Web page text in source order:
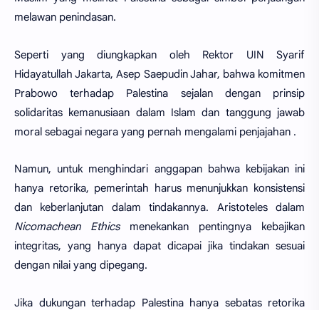
melawan penindasan.
Seperti yang diungkapkan oleh Rektor UIN Syarif
Hidayatullah Jakarta, Asep Saepudin Jahar, bahwa komitmen
Prabowo terhadap Palestina sejalan dengan prinsip
solidaritas kemanusiaan dalam Islam dan tanggung jawab
moral sebagai negara yang pernah mengalami penjajahan .
Namun, untuk menghindari anggapan bahwa kebijakan ini
hanya retorika, pemerintah harus menunjukkan konsistensi
dan keberlanjutan dalam tindakannya. Aristoteles dalam
Nicomachean Ethicsmenekankan pentingnya kebajikan
integritas, yang hanya dapat dicapai jika tindakan sesuai
dengan nilai yang dipegang.
Jika dukungan terhadap Palestina hanya sebatas retorika